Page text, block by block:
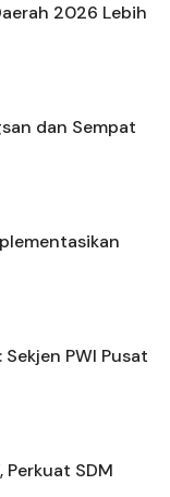
2026 Lebih
dan Sempat
PWI Pusat
Perkuat SDM